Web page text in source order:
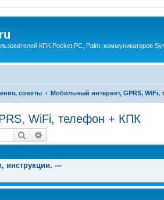
КПК Pocket PC, Palm, коммуникаторов
советы Мобильный интернет, GPRS, WiFi,
WiFi, телефон + КПК
Поиск
инструкции. ---